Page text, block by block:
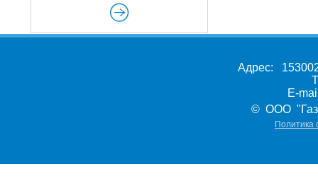
Адрес:
E-
© ООО
Политика